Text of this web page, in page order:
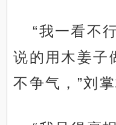
“我一看不
说的用木姜子
不争气，”刘